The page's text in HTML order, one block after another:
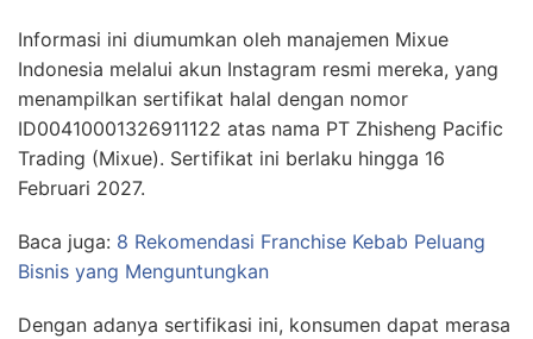
Informasi ini diumumkan oleh manajemen Mixue
Indonesia melalui akun Instagram resmi mereka, yang
menampilkan sertifikat halal dengan nomor
ID00410001326911122 atas nama PT Zhisheng Pacific
Trading (Mixue). Sertifikat ini berlaku hingga 16
Februari 2027.
Baca juga: 8 Rekomendasi Franchise Kebab Peluang
Bisnis yang Menguntungkan
Dengan adanya sertifikasi ini, konsumen dapat merasa